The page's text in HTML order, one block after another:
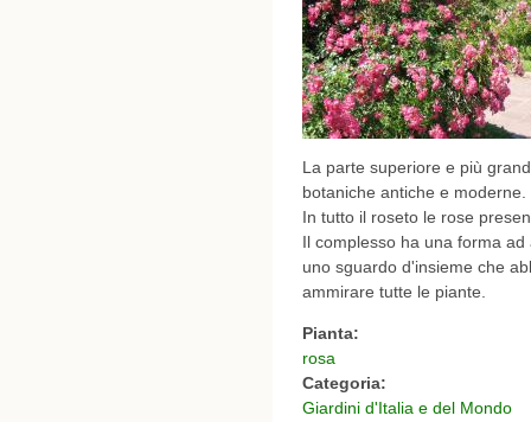
La parte superiore e più
botaniche antiche e moderne.
In tutto il roseto le rose
Il complesso ha una forma
uno sguardo d'insieme che
ammirare tutte le piante.
Pianta:
rosa
Categoria:
Giardini d'Italia e del Mondo